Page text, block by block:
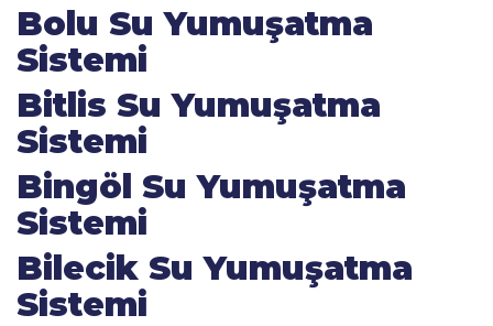
Bolu Su Yumuşatma
Sistemi
Bitlis Su Yumuşatma
Sistemi
Bingöl Su Yumuşatma
Sistemi
Bilecik Su Yumuşatma
Sistemi